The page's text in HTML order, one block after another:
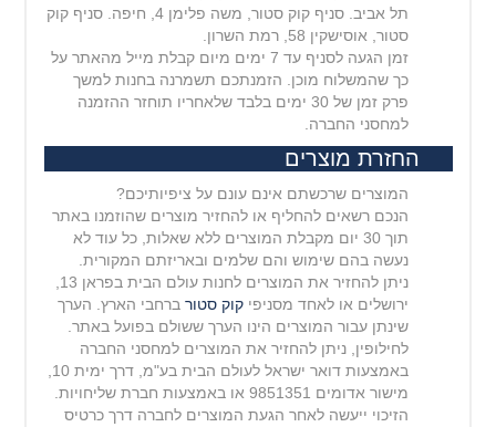
תל אביב. סניף קוק סטור, משה פלימן 4, חיפה. סניף קוק
סטור, אוסישקין 58, רמת השרון.
זמן הגעה לסניף עד 7 ימים מיום קבלת מייל מהאתר על
כך שהמשלוח מוכן. הזמנתכם תשמרנה בחנות למשך
פרק זמן של 30 ימים בלבד שלאחריו תוחזר ההזמנה
למחסני החברה.
החזרת מוצרים
המוצרים שרכשתם אינם עונם על ציפיותיכם?
הנכם רשאים להחליף או להחזיר מוצרים שהוזמנו באתר
תוך 30 יום מקבלת המוצרים ללא שאלות, כל עוד לא
נעשה בהם שימוש והם שלמים ובאריזתם המקורית.
ירושלים או לאחד מסניפיקוק סטור ברחבי הארץ. הערך
שינתן עבור המוצרים הינו הערך ששולם בפועל באתר.
לחילופין, ניתן להחזיר את המוצרים למחסני החברה
מישור אדומים 9851351 או באמצעות חברת שליחויות.
הזיכוי ייעשה לאחר הגעת המוצרים לחברה דרך כרטיס